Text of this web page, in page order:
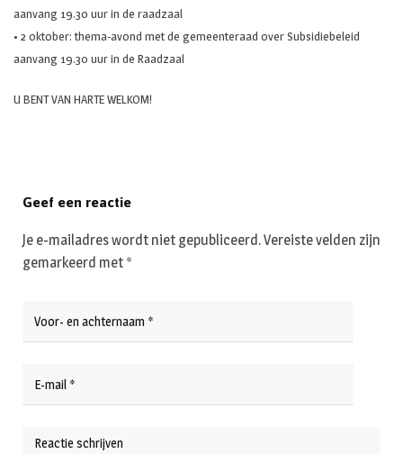
aanvang 19.30 uur in de raadzaal
• 2 oktober: thema-avond met de gemeenteraad over Subsidiebeleid
aanvang 19.30 uur in de Raadzaal
U BENT VAN HARTE WELKOM!
Geef een reactie
Je e-mailadres wordt niet gepubliceerd.Vereiste velden zijn
gemarkeerd met *